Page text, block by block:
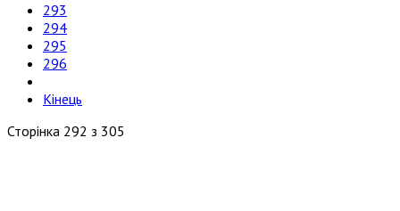
293
294
295
296
Кінець
Сторінка 292 з 305